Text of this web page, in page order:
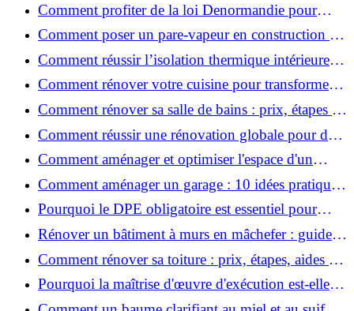
Comment profiter de la loi Denormandie pour
investir dans l'ancien et défiscaliser ?
Comment poser un pare-vapeur en construction et
rénovation : rôle et erreurs à éviter?
Comment réussir l’isolation thermique intérieure
pour une maison économe en énergie ?
Comment rénover votre cuisine pour transformer
votre espace de vie ?
Comment rénover sa salle de bains : prix, étapes et
astuces ?
Comment réussir une rénovation globale pour des
économies et un confort durables?
Comment aménager et optimiser l'espace d'un
studio : 10 astuces pratiques ?
Comment aménager un garage : 10 idées pratiques
et efficaces ?
Pourquoi le DPE obligatoire est essentiel pour
vendre ou louer un bien ?
Rénover un bâtiment à murs en mâchefer : guide
pratique et solutions
Comment rénover sa toiture : prix, étapes, aides et
réglementation ?
Pourquoi la maîtrise d'œuvre d'exécution est-elle
indispensable pour vos chantiers ?